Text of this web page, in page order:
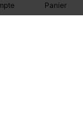
Panier